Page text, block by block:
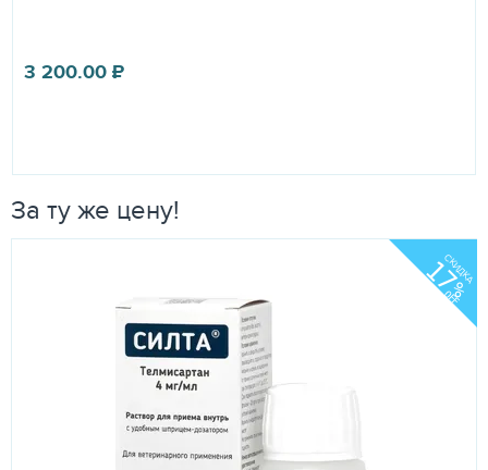
3 200.00₽
За ту же цену!
СКИДКА
17
%
OFF